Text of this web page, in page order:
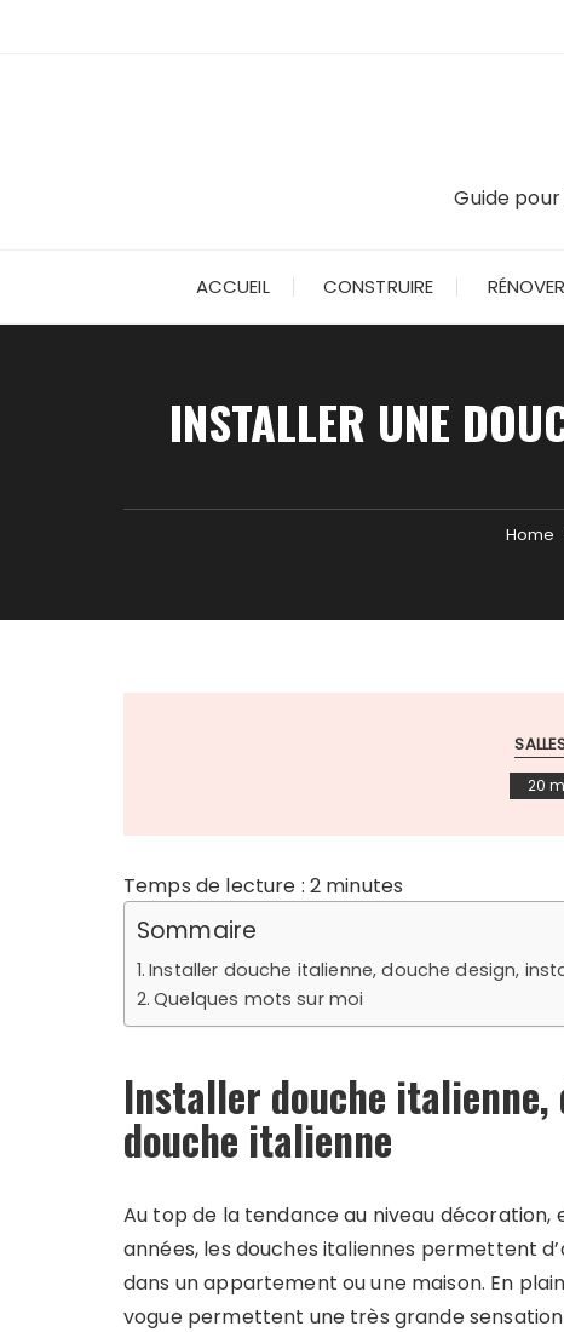
Guide
ACCUEIL CONSTRUIRE
INSTALLER UNE
Home
20
Temps de lecture : 2 minutes
Sommaire
Installer douche italienne, douche design,
Quelques mots sur moi
Installer douche
douche italienne
Au top de la tendance au niveau
années, les douches italiennes permettent
dans un appartement ou une maison. En
vogue permettent une très grande